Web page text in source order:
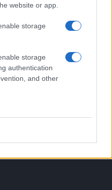
website or app.
storage
storage
authentication
and other
e classifiche su
dalle competizioni
delle partite, le
gli appassionati di